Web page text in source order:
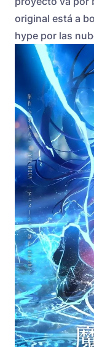
original está a
hype por las